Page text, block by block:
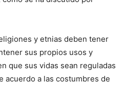
y etnias deben tener
sus propios usos y
que sus vidas sean reguladas
acuerdo a las costumbres de